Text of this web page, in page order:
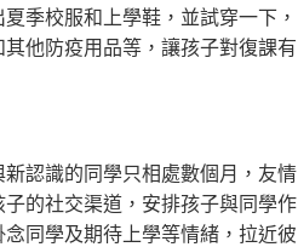
季校服和上學鞋，並試穿一下，
他防疫用品等，讓孩子對復課有
認識的同學只相處數個月，友情
的社交渠道，安排孩子與同學作
同學及期待上學等情緒，拉近彼